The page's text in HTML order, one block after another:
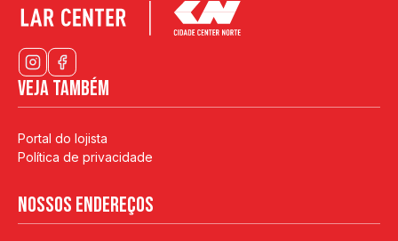
Veja também
Portal do lojista
Política de privacidade
Nossos endereços